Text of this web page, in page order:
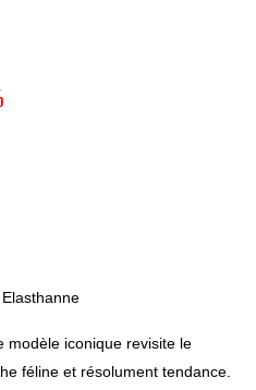
modèle iconique revisite le
féline et résolument tendance.